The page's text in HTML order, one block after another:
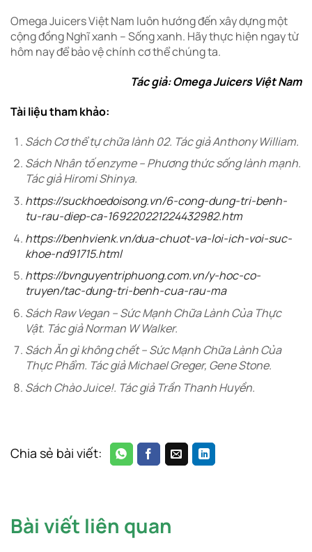
Omega Juicers Việt Nam luôn hướng đến xây dựng một
cộng đồng Nghĩ xanh – Sống xanh. Hãy thực hiện ngay từ
hôm nay để bảo vệ chính cơ thể chúng ta.
Tác giả: Omega Juicers Việt Nam
Tài liệu tham khảo:
Sách Cơ thể tự chữa lành 02. Tác giả Anthony William.
Sách Nhân tố enzyme – Phương thức sống lành mạnh.
Tác giả Hiromi Shinya.
https://suckhoedoisong.vn/6-cong-dung-tri-benh-
tu-rau-diep-ca-169220221224432982.htm
https://benhvienk.vn/dua-chuot-va-loi-ich-voi-suc-
khoe-nd91715.html
https://bvnguyentriphuong.com.vn/y-hoc-co-
truyen/tac-dung-tri-benh-cua-rau-ma
Sách Raw Vegan – Sức Mạnh Chữa Lành Của Thực
Vật. Tác giả Norman W Walker.
Sách Ăn gì không chết – Sức Mạnh Chữa Lành Của
Thực Phẩm. Tác giả Michael Greger, Gene Stone.
Sách Chào Juice!. Tác giả Trần Thanh Huyền.
Chia sẻ bài viết:
Bài viết liên quan